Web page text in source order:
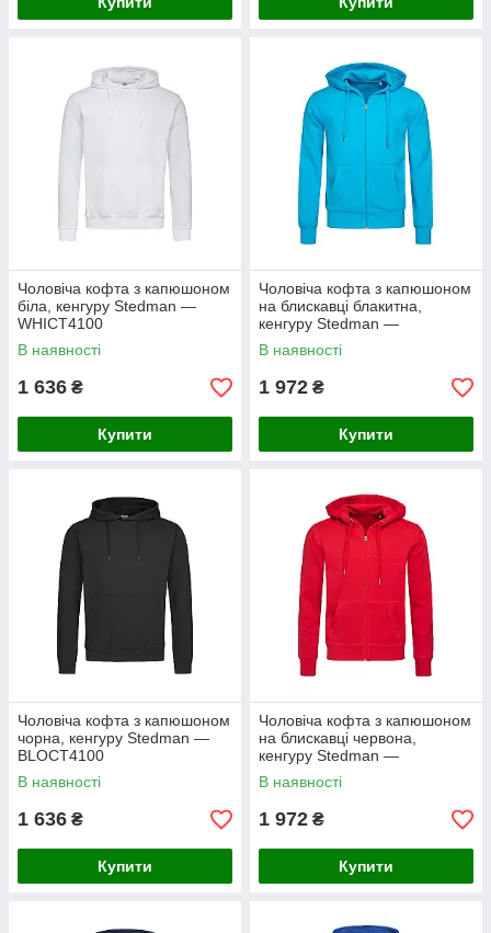
Чоловіча кофта з капюшоном
біла, кенгуру Stedman —
WHIСТ4100
В наявності
1 636 ₴
Купити
Чоловіча кофта з капюшоном
на блискавці блакитна,
кенгуру Stedman —
HWBСТ5610
В наявності
1 972 ₴
Купити
Чоловіча кофта з капюшоном
чорна, кенгуру Stedman —
BLOСТ4100
В наявності
1 636 ₴
Купити
Чоловіча кофта з капюшоном
на блискавці червона,
кенгуру Stedman —
CSRCT5610
В наявності
1 972 ₴
Купити